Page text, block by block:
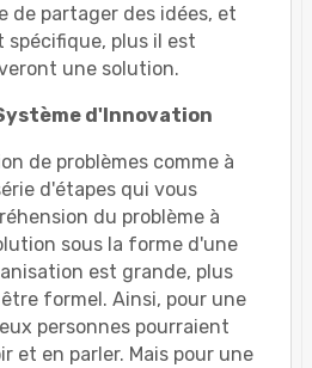
de partager des idées, et
spécifique, plus il est
une solution.
d'Innovation
de problèmes comme à
d'étapes qui vous
du problème à
sous la forme d'une
est grande, plus
formel. Ainsi, pour une
personnes pourraient
et en parler. Mais pour une